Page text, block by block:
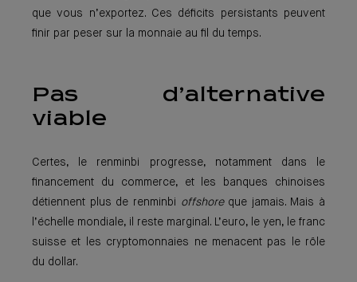
que vous n’exportez. Ces déficits persistants peuvent
finir par peser sur la monnaie au fil du temps.
Pas d’alternative
viable
Certes, le renminbi progresse, notamment dans le
financement du commerce, et les banques chinoises
détiennent plus de renminbi offshoreque jamais. Mais à
l’échelle mondiale, il reste marginal. L’euro, le yen, le franc
suisse et les cryptomonnaies ne menacent pas le rôle
du dollar.